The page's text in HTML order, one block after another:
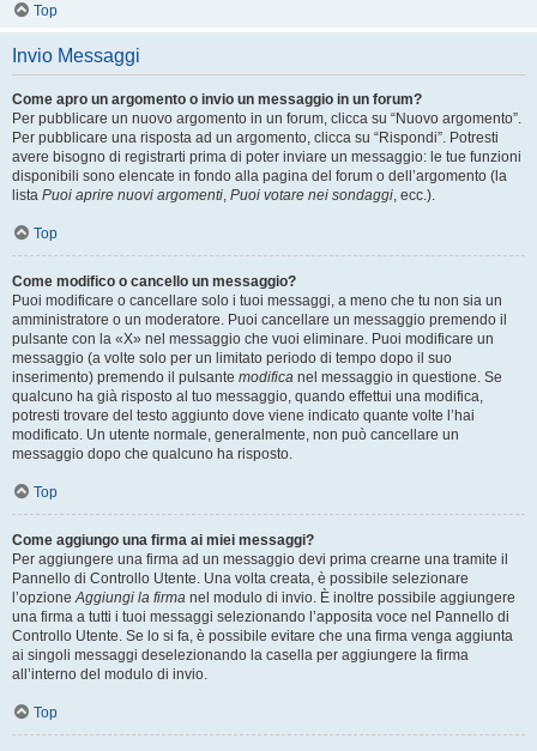
Top
Invio Messaggi
Come apro un argomento o invio un messaggio in un forum?
Per pubblicare un nuovo argomento in un forum, clicca su “Nuovo argomento”.
Per pubblicare una risposta ad un argomento, clicca su “Rispondi”. Potresti
avere bisogno di registrarti prima di poter inviare un messaggio: le tue funzioni
disponibili sono elencate in fondo alla pagina del forum o dell’argomento (la
lista Puoi aprire nuovi argomenti, Puoi votare nei sondaggi, ecc.).
Top
Come modifico o cancello un messaggio?
Puoi modificare o cancellare solo i tuoi messaggi, a meno che tu non sia un
amministratore o un moderatore. Puoi cancellare un messaggio premendo il
pulsante con la «X» nel messaggio che vuoi eliminare. Puoi modificare un
messaggio (a volte solo per un limitato periodo di tempo dopo il suo
inserimento) premendo il pulsante modifica nel messaggio in questione. Se
qualcuno ha già risposto al tuo messaggio, quando effettui una modifica,
potresti trovare del testo aggiunto dove viene indicato quante volte l’hai
modificato. Un utente normale, generalmente, non può cancellare un
messaggio dopo che qualcuno ha risposto.
Top
Come aggiungo una firma ai miei messaggi?
Per aggiungere una firma ad un messaggio devi prima crearne una tramite il
Pannello di Controllo Utente. Una volta creata, è possibile selezionare
l’opzioneAggiungi la firma nel modulo di invio. È inoltre possibile aggiungere
una firma a tutti i tuoi messaggi selezionando l’apposita voce nel Pannello di
Controllo Utente. Se lo si fa, è possibile evitare che una firma venga aggiunta
ai singoli messaggi deselezionando la casella per aggiungere la firma
all’interno del modulo di invio.
Top